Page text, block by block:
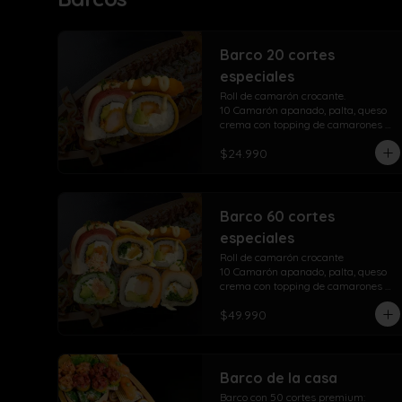
Barco 20 cortes
especiales
Roll de camarón crocante.
10 Camarón apanado, palta, queso
crema con topping de camarones
crocantes salsa fuji salsa teriyaki y
lluvia de ciboulette
envuelto en salmón y ceviche
$24.990
Barco 60 cortes
especiales
Roll de camarón crocante
10 Camarón apanado, palta, queso
crema con topping de camarones
crocantes salsa fuji salsa teriyaki y
lluvia de ciboulette
Sensación take roll
10 Camarones apanados, palta,
$49.990
Barco de la casa
Barco con 50 cortes premium: